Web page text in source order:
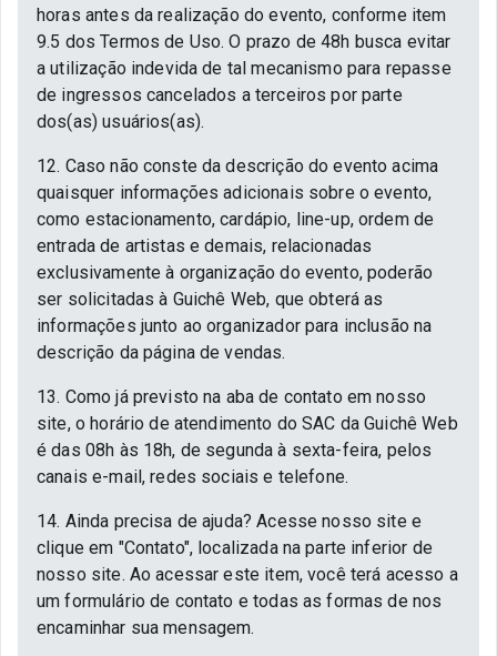
horas antes da realização do evento, conforme item
9.5 dos Termos de Uso. O prazo de 48h busca evitar
a utilização indevida de tal mecanismo para repasse
de ingressos cancelados a terceiros por parte
dos(as) usuários(as).
12. Caso não conste da descrição do evento acima
quaisquer informações adicionais sobre o evento,
como estacionamento, cardápio, line-up, ordem de
entrada de artistas e demais, relacionadas
exclusivamente à organização do evento, poderão
ser solicitadas à Guichê Web, que obterá as
informações junto ao organizador para inclusão na
descrição da página de vendas.
13. Como já previsto na aba de contato em nosso
site, o horário de atendimento do SAC da Guichê Web
é das 08h às 18h, de segunda à sexta-feira, pelos
canais e-mail, redes sociais e telefone.
14. Ainda precisa de ajuda? Acesse nosso site e
clique em "Contato", localizada na parte inferior de
nosso site. Ao acessar este item, você terá acesso a
um formulário de contato e todas as formas de nos
encaminhar sua mensagem.